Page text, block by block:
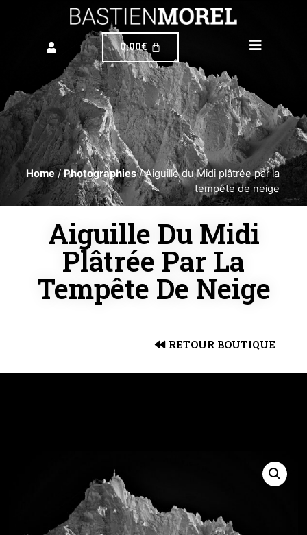
0,00€
Home/Photographies/ Aiguille du Midi plâtrée par la
tempête de neige
Aiguille Du Midi
Plâtrée Par La
Tempête De Neige
RETOUR BOUTIQUE